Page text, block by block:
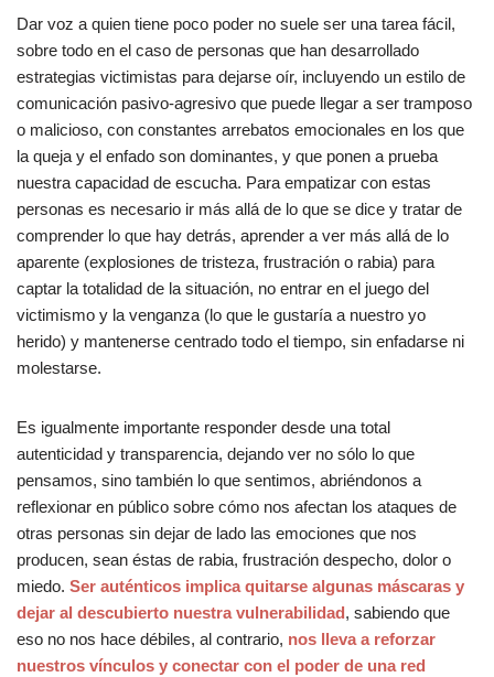
Dar voz a quien tiene poco poder no suele ser una tarea fácil,
sobre todo en el caso de personas que han desarrollado
estrategias victimistas para dejarse oír, incluyendo un estilo de
comunicación pasivo-agresivo que puede llegar a ser tramposo
o malicioso, con constantes arrebatos emocionales en los que
la queja y el enfado son dominantes, y que ponen a prueba
nuestra capacidad de escucha. Para empatizar con estas
personas es necesario ir más allá de lo que se dice y tratar de
comprender lo que hay detrás, aprender a ver más allá de lo
aparente (explosiones de tristeza, frustración o rabia) para
captar la totalidad de la situación, no entrar en el juego del
victimismo y la venganza (lo que le gustaría a nuestro yo
herido) y mantenerse centrado todo el tiempo, sin enfadarse ni
molestarse.
Es igualmente importante responder desde una total
autenticidad y transparencia, dejando ver no sólo lo que
pensamos, sino también lo que sentimos, abriéndonos a
reflexionar en público sobre cómo nos afectan los ataques de
otras personas sin dejar de lado las emociones que nos
producen, sean éstas de rabia, frustración despecho, dolor o
miedo. Ser auténticos implica quitarse algunas máscaras y
dejar al descubierto nuestra vulnerabilidad, sabiendo que
eso no nos hace débiles, al contrario, nos lleva a reforzar
nuestros vínculos y conectar con el poder de una red